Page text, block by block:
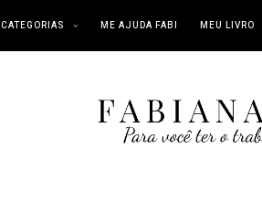
CATEGORIAS ME AJUDA FABI MEU LIVRO